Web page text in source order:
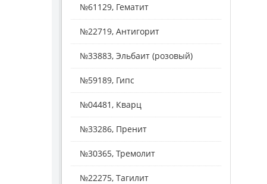
№61129, Гематит
№22719, Антигорит
№33883, Эльбаит (розовый)
№59189, Гипс
№04481, Кварц
№33286, Пренит
№30365, Тремолит
№22275, Тагилит